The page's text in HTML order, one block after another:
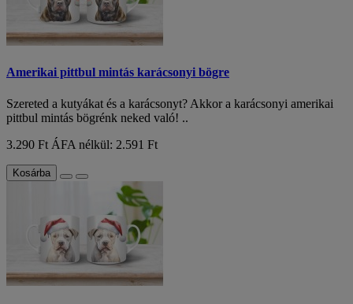
Amerikai pittbul mintás karácsonyi bögre
Szereted a kutyákat és a karácsonyt? Akkor a karácsonyi amerikai
pittbul mintás bögrénk neked való! ..
3.290 Ft ÁFA nélkül: 2.591 Ft
Kosárba